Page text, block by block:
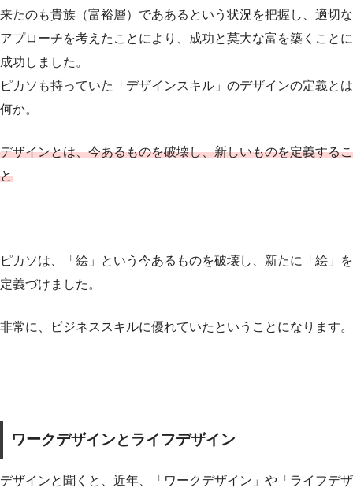
来たのも貴族（富裕層）でああるという状況を把握し、適切な
アプローチを考えたことにより、成功と莫大な富を築くことに
成功しました。
ピカソも持っていた「デザインスキル」のデザインの定義とは
何か。
デザインとは、今あるものを破壊し、新しいものを定義するこ
と
ピカソは、「絵」という今あるものを破壊し、新たに「絵」を
定義づけました。
非常に、ビジネススキルに優れていたということになります。
ワークデザインとライフデザイン
デザインと聞くと、近年、「ワークデザイン」や「ライフデザ